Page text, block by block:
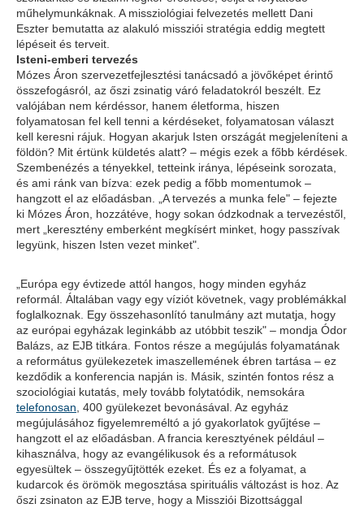
műhelymunkáknak. A missziológiai felvezetés mellett Dani
Eszter bemutatta az alakuló missziói stratégia eddig megtett
lépéseit és terveit.
Isteni-emberi tervezés
Mózes Áron szervezetfejlesztési tanácsadó a jövőképet érintő
összefogásról, az őszi zsinatig váró feladatokról beszélt. Ez
valójában nem kérdéssor, hanem életforma, hiszen
folyamatosan fel kell tenni a kérdéseket, folyamatosan választ
kell keresni rájuk. Hogyan akarjuk Isten országát megjeleníteni a
földön? Mit értünk küldetés alatt? – mégis ezek a főbb kérdések.
Szembenézés a tényekkel, tetteink iránya, lépéseink sorozata,
és ami ránk van bízva: ezek pedig a főbb momentumok –
hangzott el az előadásban. „A tervezés a munka fele" – fejezte
ki Mózes Áron, hozzátéve, hogy sokan ódzkodnak a tervezéstől,
mert „keresztény emberként megkísért minket, hogy passzívak
legyünk, hiszen Isten vezet minket".
„Európa egy évtizede attól hangos, hogy minden egyház
reformál. Általában vagy egy víziót követnek, vagy problémákkal
foglalkoznak. Egy összehasonlító tanulmány azt mutatja, hogy
az európai egyházak leginkább az utóbbit teszik" – mondja Ódor
Balázs, az EJB titkára. Fontos része a megújulás folyamatának
a református gyülekezetek imaszellemének ébren tartása – ez
kezdődik a konferencia napján is. Másik, szintén fontos rész a
szociológiai kutatás, mely tovább folytatódik, nemsokára
telefonosan , 400 gyülekezet bevonásával. Az egyház
megújulásához figyelemreméltó a jó gyakorlatok gyűjtése –
hangzott el az előadásban. A francia keresztyének például –
kihasználva, hogy az evangélikusok és a reformátusok
egyesültek – összegyűjtötték ezeket. És ez a folyamat, a
kudarcok és örömök megosztása spirituális változást is hoz. Az
őszi zsinaton az EJB terve, hogy a Missziói Bizottsággal